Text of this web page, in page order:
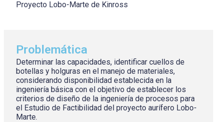
Proyecto Lobo-Marte de Kinross
Problemática
Determinar las capacidades, identificar cuellos de
botellas y holguras en el manejo de materiales,
considerando disponibilidad establecida en la
ingeniería básica con el objetivo de establecer los
criterios de diseño de la ingeniería de procesos para
el Estudio de Factibilidad del proyecto aurífero Lobo-
Marte.